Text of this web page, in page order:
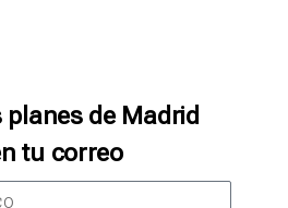
planes de Madrid
tu correo